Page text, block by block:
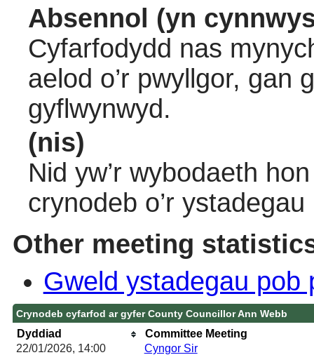
Absennol (yn
Cyfarfodydd nas
aelod o’r pwyllgor, gan
gyflwynwyd.
(nis)
Nid yw’r wybodaeth
crynodeb o’r
Other meeting
Gweld ystadegau pob
Crynodeb cyfarfod ar gyfer County Councillor Ann Webb
Dyddiad
Committee Meeting
22/01/2026, 14:00
Cyngor Sir